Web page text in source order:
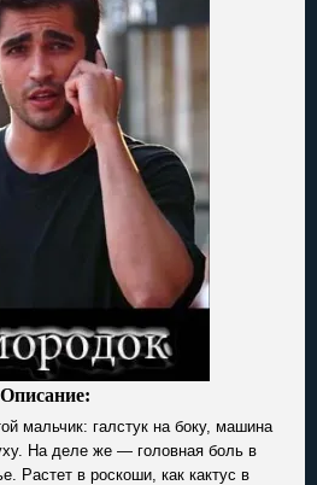
Описание:
мальчик: галстук на боку, машина
На деле же — головная боль в
Растет в роскоши, как кактус в